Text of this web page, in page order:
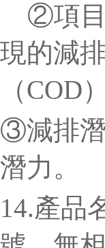
②項
現的減
（COD）
③減排
潛力。
14.產品